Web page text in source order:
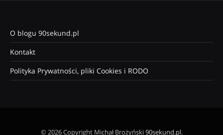
O blogu 90sekund.pl
Kontakt
Polityka Prywatności, pliki Cookies i RODO
© 2026 Copyright Michał Brożyński90sekund.pl.